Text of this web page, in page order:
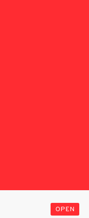
No text andOPEN